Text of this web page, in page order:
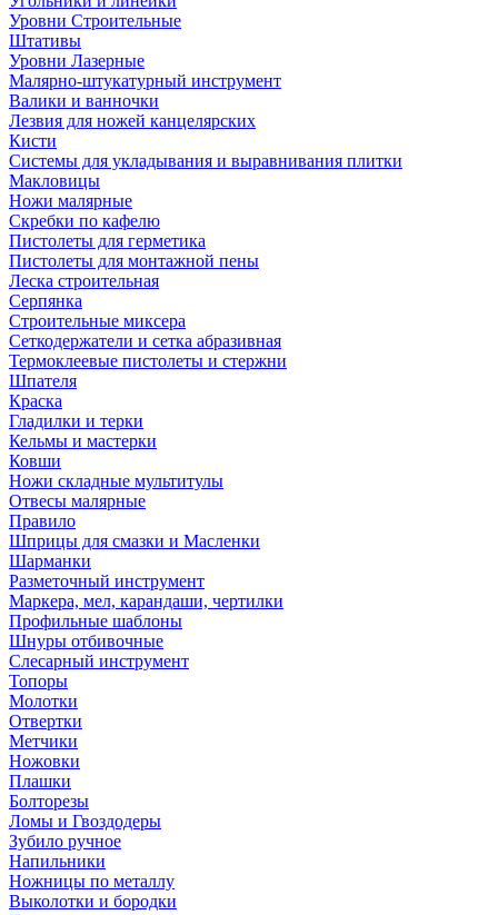
Уровни Строительные
Штативы
Уровни Лазерные
Малярно-штукатурный инструмент
Валики и ванночки
Лезвия для ножей канцелярских
Кисти
Системы для укладывания и выравнивания плитки
Макловицы
Ножи малярные
Скребки по кафелю
Пистолеты для герметика
Пистолеты для монтажной пены
Леска строительная
Серпянка
Строительные миксера
Сеткодержатели и сетка абразивная
Термоклеевые пистолеты и стержни
Шпателя
Краска
Гладилки и терки
Кельмы и мастерки
Ковши
Ножи складные мультитулы
Отвесы малярные
Правило
Шприцы для смазки и Масленки
Шарманки
Разметочный инструмент
Маркера, мел, карандаши, чертилки
Профильные шаблоны
Шнуры отбивочные
Слесарный инструмент
Топоры
Молотки
Отвертки
Метчики
Ножовки
Плашки
Болторезы
Ломы и Гвоздодеры
Зубило ручное
Напильники
Ножницы по металлу
Выколотки и бородки